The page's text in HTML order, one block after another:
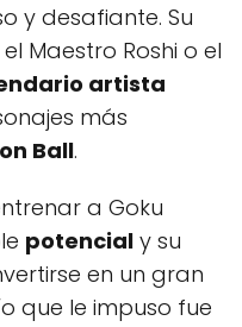
y desafiante. Su
Maestro Roshi o el
artista
más
Ball.
a Goku
potencial y su
en un gran
que le impuso fue